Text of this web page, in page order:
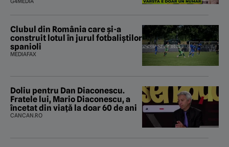
Clubul din România care și-a
construit lotul în jurul fotbaliștilor
spanioli
MEDIAFAX
Doliu pentru Dan Diaconescu.
Fratele lui, Mario Diaconescu, a
încetat din viață la doar 60 de ani
CANCAN.RO